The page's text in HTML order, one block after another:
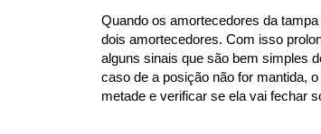
Quando os amortecedores da
dois amortecedores. Com isso
alguns sinais que são bem simples
caso de a posição não for mantida,
metade e verificar se ela vai fechar